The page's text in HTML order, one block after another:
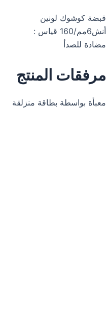
قبضة كوشوك لونين
أنش6مم/160 قياس :
مضادة للصدأ
مرفقات المنتج
معبأة بواسطة بطاقة منزلقة